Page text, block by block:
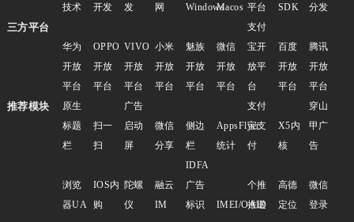
技术
开发
发
网
WindowsMacos 平台
SDK
分发
三方平台
华为
开放
平台
OPPO
开放
平台
VIVO
开放
平台
小米
开放
平台
魅族
开放
平台
微信
开放
平台
支付
宝开
放平
台
百度
开放
平台
腾讯
开放
平台
推荐模块
原生
标题
栏
扫一
扫
广告
启动
屏
微信
分享
侧边
栏
AppsFlyer
统计
支付
宝支
付
X5内
核
穿山
甲广
告
浏览
器UA
IOS内
购
陀螺
仪
融云
IM
IDFA
广告
标识
IMEI/OAID
个推
推送
高德
定位
微信
登录